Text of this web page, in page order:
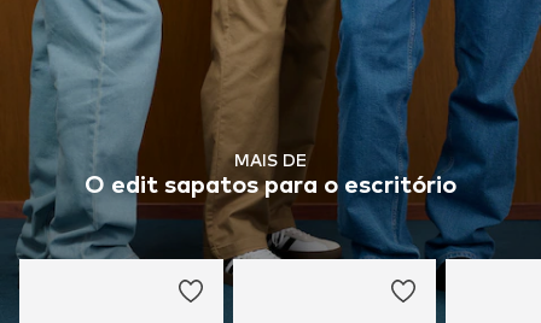
MAIS DE
O edit sapatos para o escritório